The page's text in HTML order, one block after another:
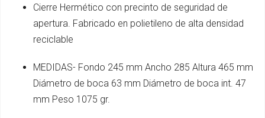
Cierre Hermético con precinto de seguridad de
apertura. Fabricado en polietileno de alta densidad
reciclable
MEDIDAS- Fondo 245 mm Ancho 285 Altura 465 mm
Diámetro de boca 63 mm Diámetro de boca int. 47
mm Peso 1075 gr.